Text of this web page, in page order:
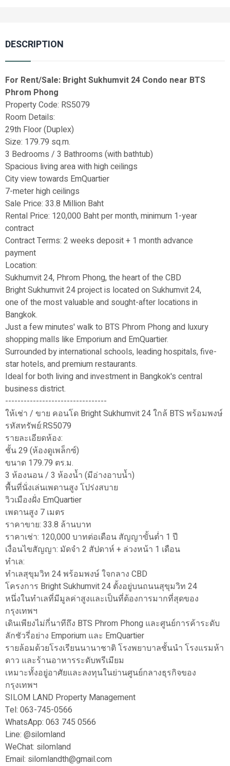
DESCRIPTION
For Rent/Sale: Bright Sukhumvit 24 Condo near BTS
Phrom Phong
Property Code: RS5079
Room Details:
29th Floor (Duplex)
Size: 179.79 sq.m.
3 Bedrooms / 3 Bathrooms (with bathtub)
Spacious living area with high ceilings
City view towards EmQuartier
7-meter high ceilings
Sale Price: 33.8 Million Baht
Rental Price: 120,000 Baht per month, minimum 1-year
contract
Contract Terms: 2 weeks deposit + 1 month advance
payment
Location:
Sukhumvit 24, Phrom Phong, the heart of the CBD
Bright Sukhumvit 24 project is located on Sukhumvit 24,
one of the most valuable and sought-after locations in
Bangkok.
Just a few minutes' walk to BTS Phrom Phong and luxury
shopping malls like Emporium and EmQuartier.
Surrounded by international schools, leading hospitals, five-
star hotels, and premium restaurants.
Ideal for both living and investment in Bangkok's central
business district.
---------------------------------
ให้เช่า / ขาย คอนโด Bright Sukhumvit 24 ใกล้ BTS พร้อมพงษ์
รหัสทรัพย์:RS5079
รายละเอียดห้อง:
ชั้น 29 (ห้องดูเพล็กซ์)
ขนาด 179.79 ตร.ม.
3 ห้องนอน / 3 ห้องน้ำ (มีอ่างอาบน้ำ)
พื้นที่นั่งเล่นเพดานสูง โปร่งสบาย
วิวเมืองฝั่ง EmQuartier
เพดานสูง 7 เมตร
ราคาขาย: 33.8 ล้านบาท
ราคาเช่า: 120,000 บาทต่อเดือน สัญญาขั้นต่ำ 1 ปี
เงื่อนไขสัญญา: มัดจำ 2 สัปดาห์ + ล่วงหน้า 1 เดือน
ทำเล:
ทำเลสุขุมวิท 24 พร้อมพงษ์ ใจกลาง CBD
โครงการ Bright Sukhumvit 24 ตั้งอยู่บนถนนสุขุมวิท 24
หนึ่งในทำเลที่มีมูลค่าสูงและเป็นที่ต้องการมากที่สุดของ
กรุงเทพฯ
เดินเพียงไม่กี่นาทีถึง BTS Phrom Phong และศูนย์การค้าระดับ
ลักชัวรี่อย่าง Emporium และ EmQuartier
รายล้อมด้วยโรงเรียนนานาชาติ โรงพยาบาลชั้นนำ โรงแรมห้า
ดาว และร้านอาหารระดับพรีเมียม
เหมาะทั้งอยู่อาศัยและลงทุนในย่านศูนย์กลางธุรกิจของ
กรุงเทพฯ
SILOM LAND Property Management
Tel: 063-745-0566
WhatsApp: 063 745 0566
Line: @silomland
WeChat: silomland
Email: silomlandth@gmail.com